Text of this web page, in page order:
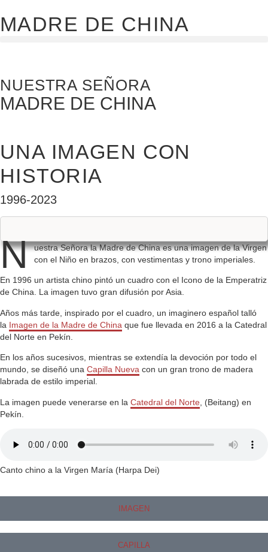
MADRE DE CHINA
NUESTRA SEÑORA
MADRE DE CHINA
UNA IMAGEN CON
HISTORIA
1996-2023
N
uestra Señora la Madre de China es una imagen de la Virgen
con el Niño en brazos, con vestimentas y trono imperiales.
En 1996 un artista chino pintó un cuadro con el Icono de la Emperatriz
de China. La imagen tuvo gran difusión por Asia.
Años más tarde, inspirado por el cuadro, un imaginero español talló
la Imagen de la Madre de China que fue llevada en 2016 a la Catedral
del Norte en Pekín.
En los años sucesivos, mientras se extendía la devoción por todo el
mundo, se diseñó una Capilla Nueva con un gran trono de madera
labrada de estilo imperial.
La imagen puede venerarse en la Catedral del Norte , (Beitang) en
Pekín.
Canto chino a la Virgen María (Harpa Dei)
IMAGEN
CAPILLA